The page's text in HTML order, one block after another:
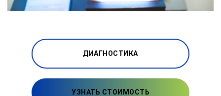
ДИАГНОСТИКА
УЗНАТЬ СТОИМОСТЬ